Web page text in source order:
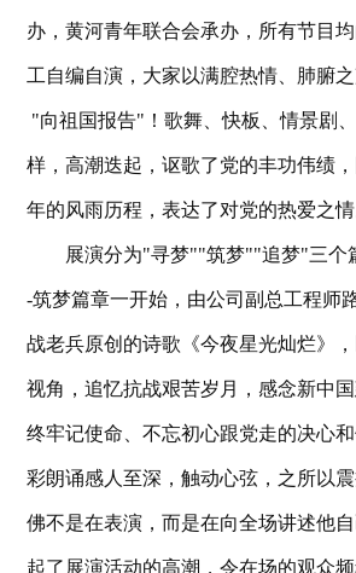
办，黄河青年联合会承办，所有节目
工自编自演，大家以满腔热情、肺腑
"向祖国报告"！歌舞、快板、情景剧
样，高潮迭起，讴歌了党的丰功伟绩
年的风雨历程，表达了对党的热爱之
展演分为"寻梦""筑梦""追梦"三个
-筑梦篇章一开始，由公司副总工程师
战老兵原创的诗歌《今夜星光灿烂》
视角，追忆抗战艰苦岁月，感念新中
终牢记使命、不忘初心跟党走的决心
彩朗诵感人至深，触动心弦，之所以
佛不是在表演，而是在向全场讲述他
起了展演活动的高潮，令在场的观众